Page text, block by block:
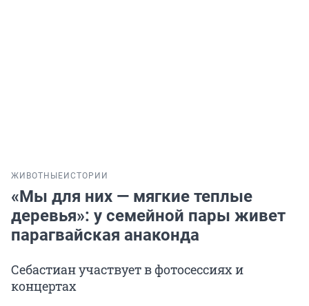
ЖИВОТНЫЕ ИСТОРИИ
«Мы для них — мягкие теплые
деревья»: у семейной пары живет
парагвайская анаконда
Себастиан участвует в фотосессиях и
концертах